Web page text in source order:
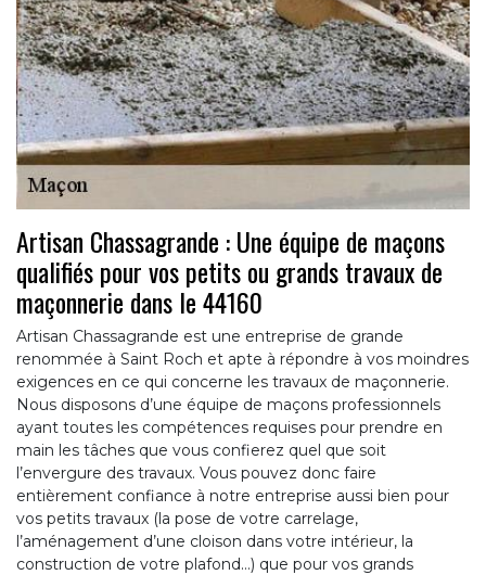
Artisan Chassagrande : Une équipe de maçons
qualifiés pour vos petits ou grands travaux de
maçonnerie dans le 44160
Artisan Chassagrande est une entreprise de grande
renommée à Saint Roch et apte à répondre à vos moindres
exigences en ce qui concerne les travaux de maçonnerie.
Nous disposons d’une équipe de maçons professionnels
ayant toutes les compétences requises pour prendre en
main les tâches que vous confierez quel que soit
l’envergure des travaux. Vous pouvez donc faire
entièrement confiance à notre entreprise aussi bien pour
vos petits travaux (la pose de votre carrelage,
l’aménagement d’une cloison dans votre intérieur, la
construction de votre plafond…) que pour vos grands